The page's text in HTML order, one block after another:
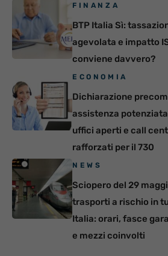
FINANZA
BTP Italia Sì:
agevolata e impatto
conviene davvero?
ECONOMIA
Dichiarazione
assistenza
uffici aperti e call
rafforzati per il 730
NEWS
Sciopero del 29
trasporti a rischio in
Italia: orari, fasce
e mezzi coinvolti